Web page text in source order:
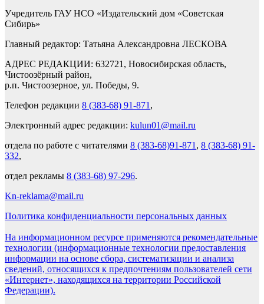
Учредитель ГАУ НСО «Издательский дом «Советская
Сибирь»
Главный редактор: Татьяна Александровна ЛЕСКОВА
АДРЕС РЕДАКЦИИ: 632721, Новосибирская область,
Чистоозёрный район,
р.п. Чистоозерное, ул. Победы, 9.
Телефон редакции 8 (383-68) 91-871 ,
Электронный адрес редакции: kulun01@mail.ru
отдела по работе с читателями 8 (383-68)91-871 , 8 (383-68) 91-
332,
отдел рекламы 8 (383-68) 97-296.
Kn-reklama@mail.ru
Политика конфиденциальности персональных данных
На информационном ресурсе применяются рекомендательные
технологии (информационные технологии предоставления
информации на основе сбора, систематизации и анализа
сведений, относящихся к предпочтениям пользователей сети
«Интернет», находящихся на территории Российской
Федерации).